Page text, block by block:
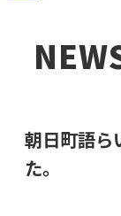
朝日町語
た。